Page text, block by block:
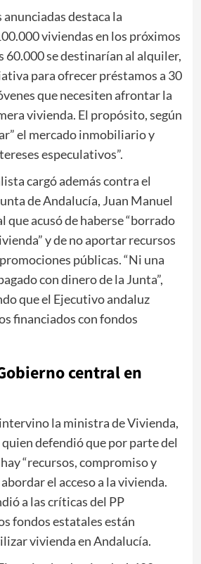
destaca la
viviendas en los próximos
60.000 se destinarían al alquiler,
para ofrecer préstamos a 30
que necesiten afrontar la
vivienda. El propósito, según
el mercado inmobiliario y
especulativos”.
cargó además contra el
de Andalucía,Juan Manuel
que acusó de haberse “borrado
y de no aportar recursos
públicas. “Ni una
con dinero de la Junta”,
que el Ejecutivo andaluz
financiados con fondos
central en
la ministra de Vivienda,
quien defendió que por parte del
“recursos, compromiso y
el acceso a la vivienda.
a las críticas del PP
fondos estatales están
vivienda en Andalucía.